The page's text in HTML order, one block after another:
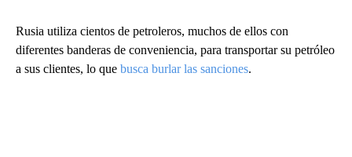
Rusia utiliza cientos de petroleros, muchos de ellos con
diferentes banderas de conveniencia, para transportar su petróleo
a sus clientes, lo que busca burlar las sanciones.